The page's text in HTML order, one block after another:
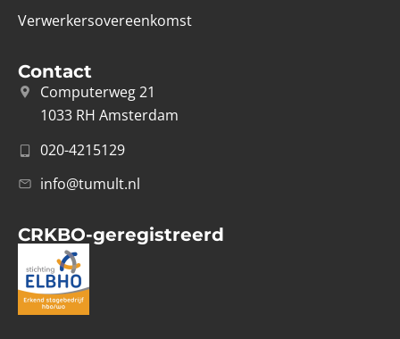
Verwerkersovereenkomst
Contact
Computerweg 21
1033 RH Amsterdam
020-4215129
info@tumult.nl
CRKBO-geregistreerd